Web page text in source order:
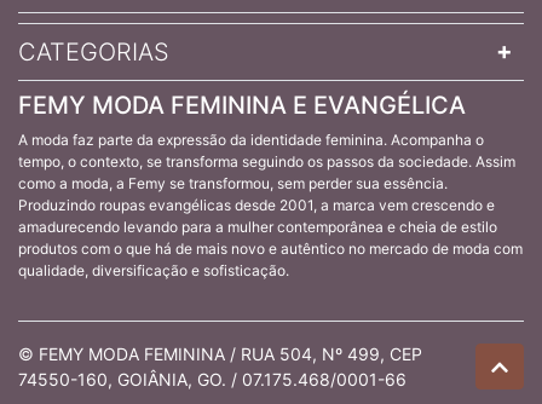
CATEGORIAS
FEMY MODA FEMININA E EVANGÉLICA
A moda faz parte da expressão da identidade feminina. Acompanha o
tempo, o contexto, se transforma seguindo os passos da sociedade. Assim
como a moda, a Femy se transformou, sem perder sua essência.
Produzindo roupas evangélicas desde 2001, a marca vem crescendo e
amadurecendo levando para a mulher contemporânea e cheia de estilo
produtos com o que há de mais novo e autêntico no mercado de moda com
qualidade, diversificação e sofisticação.
© FEMY MODA FEMININA / RUA 504, Nº 499, CEP
74550-160, GOIÂNIA, GO. / 07.175.468/0001-66